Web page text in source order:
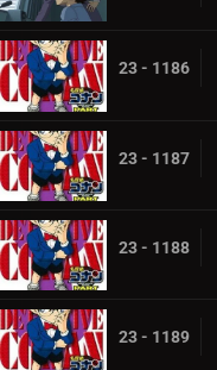
23 - 1186
23 - 1187
23 - 1188
23 - 1189